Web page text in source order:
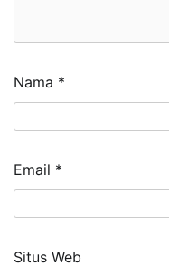
Nama *
Email *
Situs Web